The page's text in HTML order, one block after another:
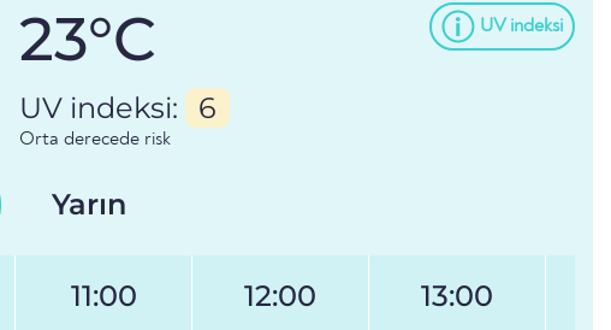
UV indeksi
23°C
UV indeksi: 6
Orta derecede risk
Yarın
11:00 12:00 13:00